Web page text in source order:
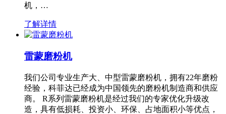
机，…
了解详情
雷蒙磨粉机
我们公司专业生产大、中型雷蒙磨粉机，拥有22年磨粉
经验，科菲达已经成为中国领先的磨粉机制造商和供应
商。 R系列雷蒙磨粉机是经过我们的专家优化升级改
造，具有低损耗、投资小、环保、占地面积小等优点，